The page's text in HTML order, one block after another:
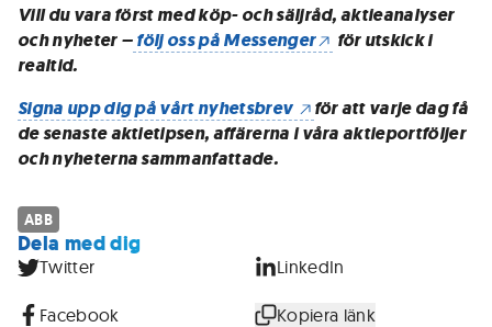
Vill du vara först med köp- och säljråd, aktieanalyser
och nyheter –följ oss på Messenger
för utskick i
realtid.
Signa upp dig på vårt nyhetsbrev
för att varje dag få
de senaste aktietipsen, affärerna i våra aktieportföljer
och nyheterna sammanfattade.
ABB
Dela med dig
Twitter LinkedIn
Facebook Kopiera länk